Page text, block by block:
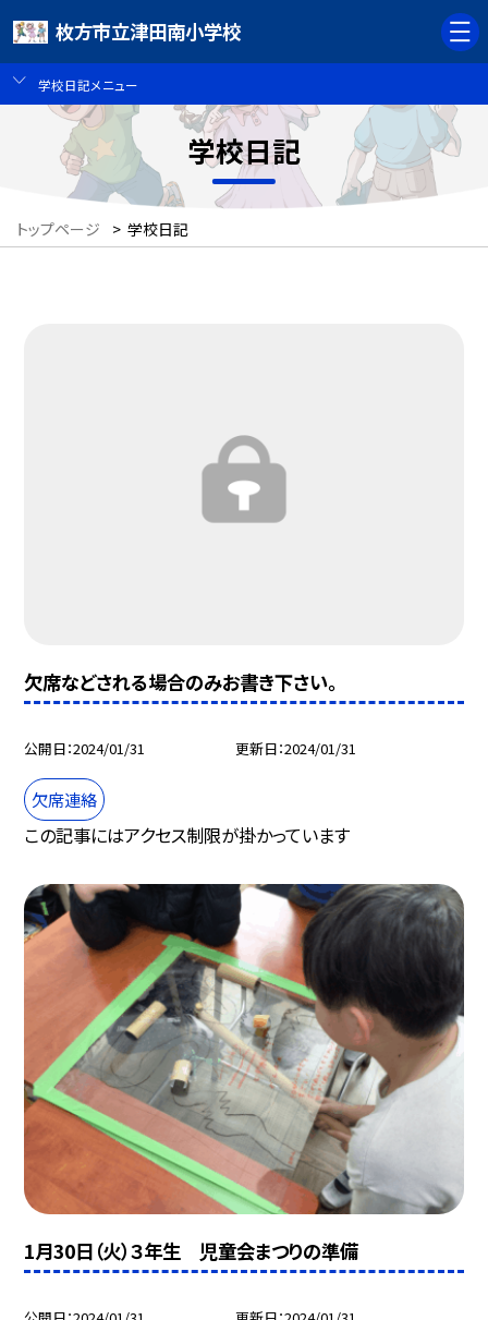
枚方市立津田南小学校
学校日記メニュー
学校日記
トップページ > 学校日記
欠席などされる場合のみお書き下さい。
公開日 2024/01/31 更新日 2024/01/31
欠席連絡
この記事にはアクセス制限が掛かっています
1月30日（火）３年生 児童会まつりの準備